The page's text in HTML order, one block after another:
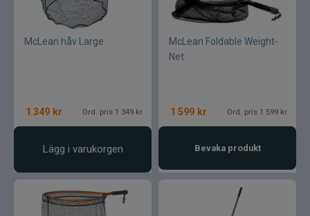
McLean håv Large
1 349 kr Ord. pris 1 349 kr
Lägg i varukorgen
McLean Foldable Weight-
Net
1 599 kr Ord. pris 1 599 kr
Bevaka produkt